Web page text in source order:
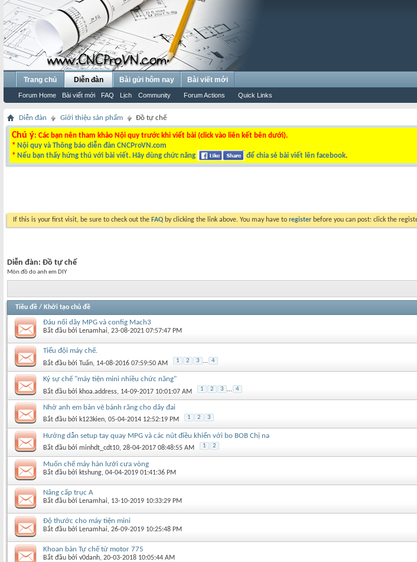
Trang chủ Diễn đàn
Forum Home Bài viết mới FAQ Lịch Community Forum Actions Quick Links
Bài gửi hôm nay Bài viết mới
Diễn đàn Giới thiệu sản phẩm Đồ tự chế
Chú ý: Các bạn nên tham khảo Nội quy trước khi viết bài (click vào liên kết bên dưới).
* Nội quy và Thông báo diễn đàn CNCProVN.com
* Nếu bạn thấy hứng thú với bài viết. Hãy dùng chức năng để chia sẻ bài viết lên facebook.
If this is your first visit, be sure to check out the FAQ by clicking the link above. You may have to register before you can post: click the
Diễn đàn: Đồ tự chế
Món đồ do anh em DIY
Tiêu đề / Khởi tạo chủ đề
Đáu nối dây MPG và config Mach3
Bắt đầu bởi Lenamhai‎, 23-08-2021 07:57:47 PM
Tiểu đội máy chế.
Bắt đầu bởi Tuấn‎, 14-08-2016 07:59:50 AM 1 2 3 ... 4
Ký sự chế "máy tiện mini nhiều chức năng"
Bắt đầu bởi khoa.address‎, 14-09-2017 10:01:07 AM 1 2 3 ... 4
Nhờ anh em bản vẽ bánh răng cho dây đai
Bắt đầu bởi k123kien‎, 05-04-2014 12:52:19 PM 1 2 3
Hướng dẫn setup tay quay MPG và các nút điều khiển với bo BOB Chị na
Bắt đầu bởi minhdt_cdt10‎, 28-04-2017 08:48:55 AM 1 2
Muốn chế máy hàn lưỡi cưa vòng
Bắt đầu bởi ktshung‎, 04-04-2019 01:41:36 PM
Nâng cấp trục A
Bắt đầu bởi Lenamhai‎, 13-10-2019 10:33:29 PM
Độ thước cho máy tiện mini
Bắt đầu bởi Lenamhai‎, 26-09-2019 10:25:48 PM
Khoan bàn Tự chế từ motor 775
Bắt đầu bởi v0danh‎, 20-03-2018 10:05:44 AM